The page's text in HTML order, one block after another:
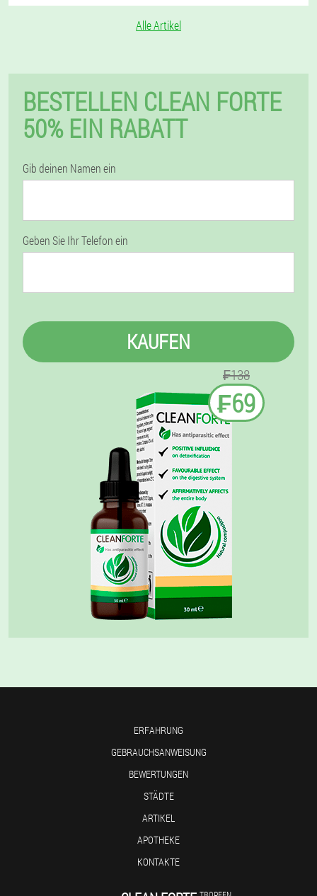
Alle Artikel
BESTELLEN CLEAN FORTE
50% EIN RABATT
Gib deinen Namen ein
Geben Sie Ihr Telefon ein
KAUFEN
₣138
₣69
ERFAHRUNG
GEBRAUCHSANWEISUNG
BEWERTUNGEN
STÄDTE
ARTIKEL
APOTHEKE
KONTAKTE